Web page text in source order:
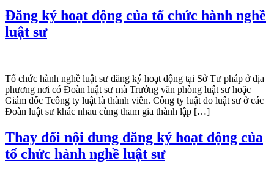
Đăng ký hoạt động của tổ chức hành nghề
luật sư
Tổ chức hành nghề luật sư đăng ký hoạt động tại Sở Tư pháp ở địa
phương nơi có Đoàn luật sư mà Trưởng văn phòng luật sư hoặc
Giám đốc Tcông ty luật là thành viên. Công ty luật do luật sư ở các
Đoàn luật sư khác nhau cùng tham gia thành lập […]
Thay đổi nội dung đăng ký hoạt động của
tổ chức hành nghề luật sư